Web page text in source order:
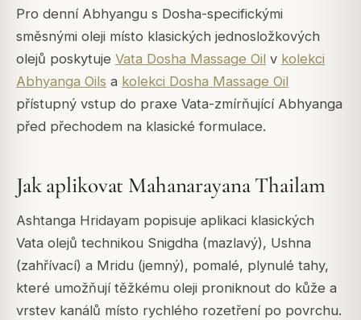
Pro denní Abhyangu s Dosha-specifickými
směsnými oleji místo klasických jednosložkových
olejů poskytuje Vata Dosha Massage Oil v kolekci
Abhyanga Oils a kolekci Dosha Massage Oil
přístupný vstup do praxe Vata-zmírňující Abhyanga
před přechodem na klasické formulace.
Jak aplikovat Mahanarayana Thailam
Ashtanga Hridayam popisuje aplikaci klasických
Vata olejů technikou Snigdha (mazlavý), Ushna
(zahřívací) a Mridu (jemný), pomalé, plynulé tahy,
které umožňují těžkému oleji proniknout do kůže a
vrstev kanálů místo rychlého rozetření po povrchu.